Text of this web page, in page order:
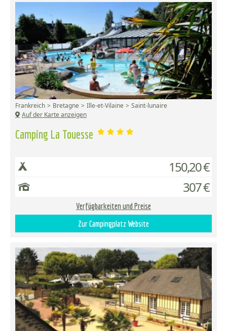
Camping La Touesse
Frankreich Bretagne Ille-et-Vilaine
Saint-lunaire
Auf der Karte anzeigen
150,20 €
307 €
Verfügbarkeiten und Preise
Zur Campingplatz Website